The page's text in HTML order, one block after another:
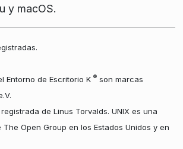
y macOS.
Entorno de Escritorio K ®son marcas
de Linus Torvalds. UNIX es una
Open Group en los Estados Unidos y en